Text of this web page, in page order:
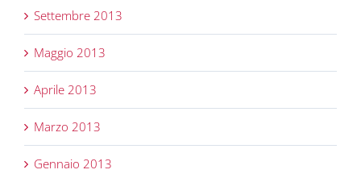
Settembre 2013
Maggio 2013
Aprile 2013
Marzo 2013
Gennaio 2013